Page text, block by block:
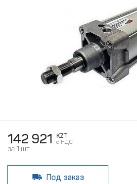
142 921
KZT
c НДС
за 1 шт.
Под заказ